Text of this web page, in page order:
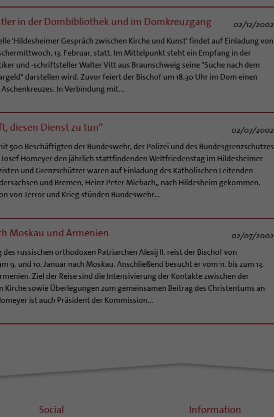
in der Dombibliothek und im Domkreuzgang
02/12/2002
'Hildesheimer Gespräch zwischen Kirche und Kunst' findet auf Einladung von
13. Februar, statt. Im Mittelpunkt steht ein Empfang in der
und -schriftsteller Walter Vitt aus Braunschweig seine "Suche nach dem
darstellen wird. Zuvor feiert der Bischof um 18.30 Uhr im Dom einen
In Verbindung mit...
diesen Dienst zu tun“
02/07/2002
500 Beschäftigten der Bundeswehr, der Polizei und des Bundesgrenzschutzes
Homeyer den jährlich stattfindenden Weltfriedenstag im Hildesheimer
und Grenzschützer waren auf Einladung des Katholischen Leitenden
und Bremen, Heinz Peter Miebach,, nach Hildesheim gekommen.
von Terror und Krieg stünden Bundeswehr...
Moskau und Armenien
02/07/2002
des russischen orthodoxen Patriarchen Alexij II. reist der Bischof von
9. und 10. Januar nach Moskau. Anschließend besucht er vom 11. bis zum 13.
Ziel der Reise sind die Intensivierung der Kontakte zwischen der
sowie Überlegungen zum gemeinsamen Beitrag des Christentums an
ist auch Präsident der Kommission...
Social Information